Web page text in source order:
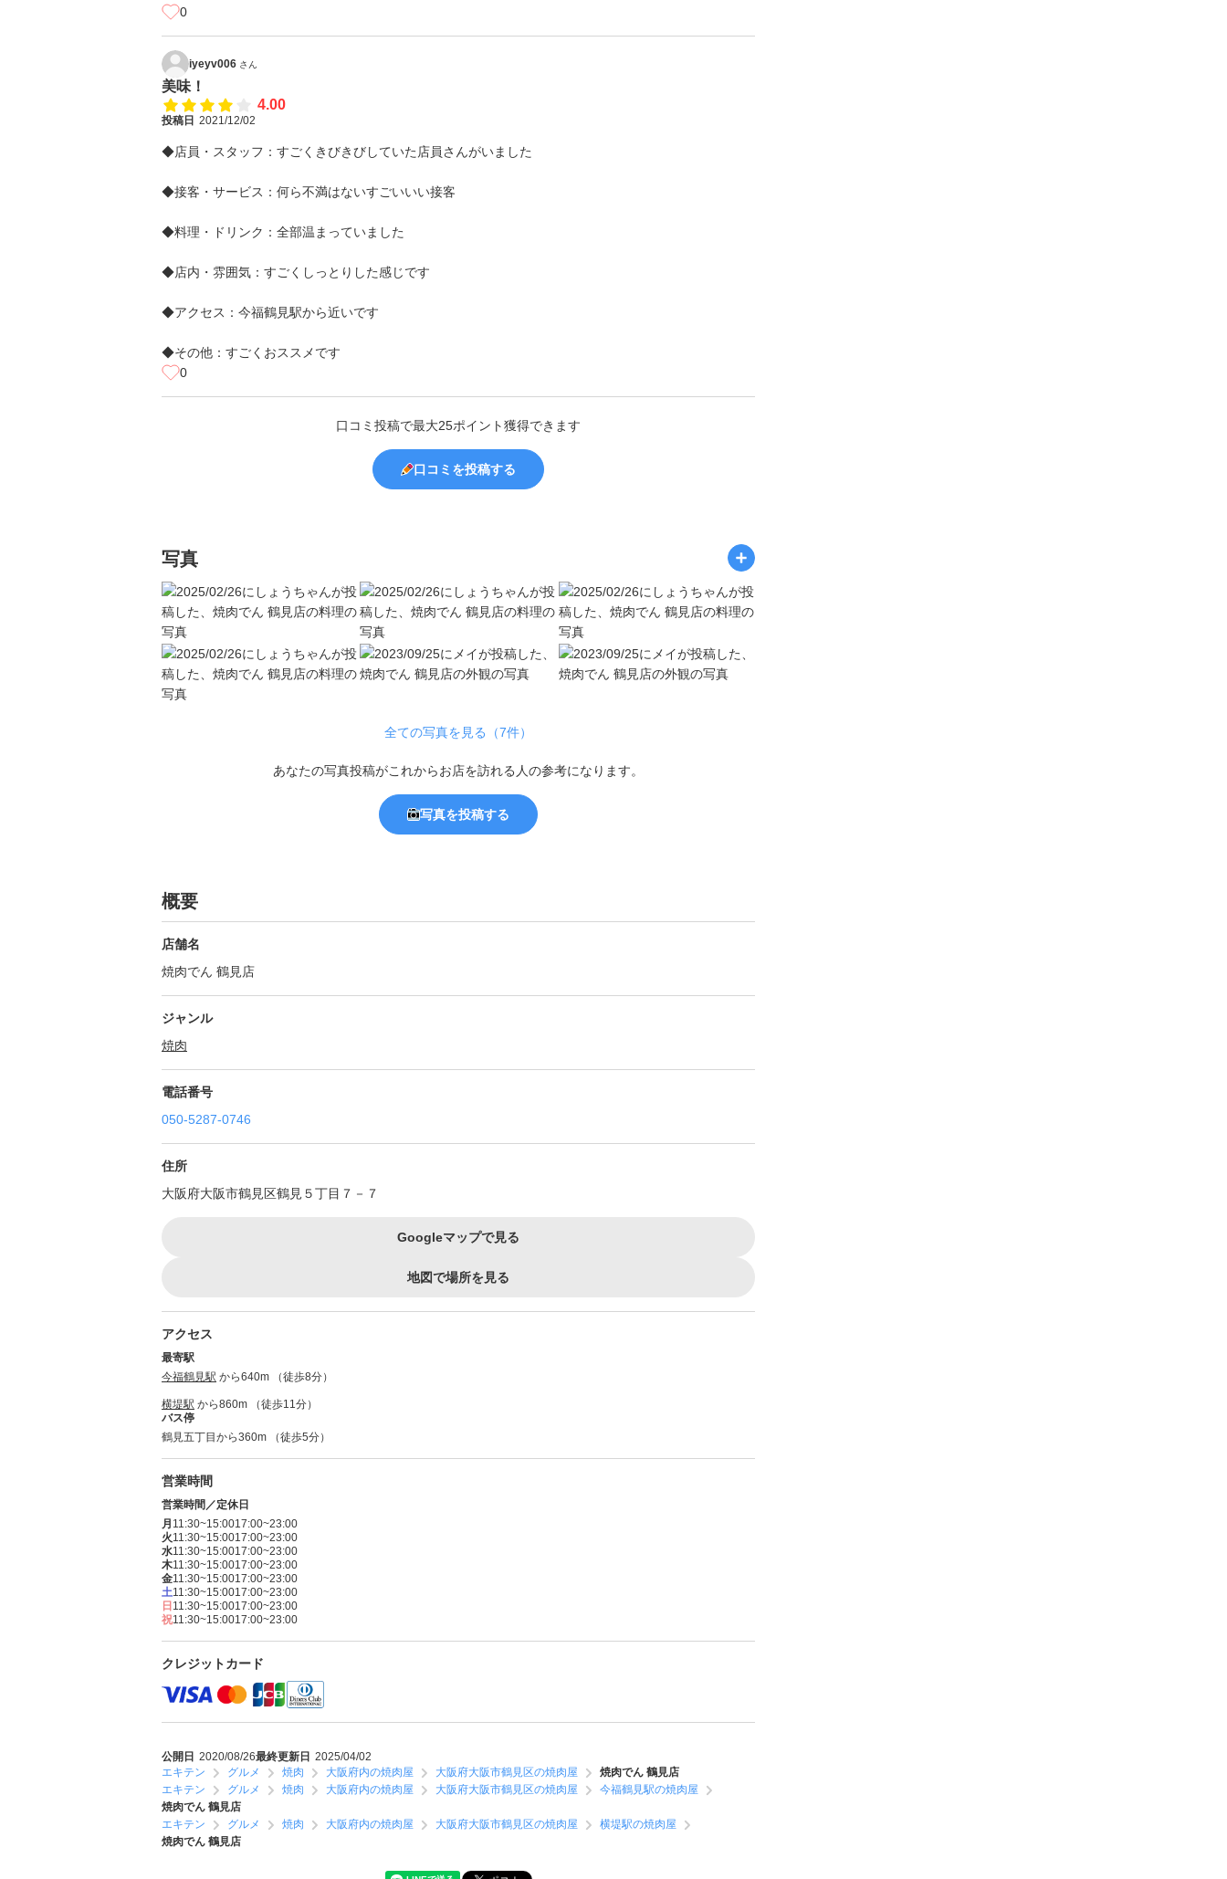
0
iyeyv006 さん
美味！
4.00
投稿日 2021/12/02
◆店員・スタッフ：すごくきびきびしていた店員さんがいました
◆接客・サービス：何ら不満はないすごいいい接客
◆料理・ドリンク：全部温まっていました
◆店内・雰囲気：すごくしっとりした感じです
◆アクセス：今福鶴見駅から近いです
◆その他：すごくおススメです
0
口コミ投稿で最大25ポイント獲得できます
口コミを投稿する
写真
全ての写真を見る（7件）
あなたの写真投稿がこれからお店を訪れる人の参考になります。
写真を投稿する
概要
店舗名
焼肉でん 鶴見店
ジャンル
焼肉
電話番号
050-5287-0746
住所
大阪府大阪市鶴見区鶴見５丁目７－７
Googleマップで見る
地図で場所を見る
アクセス
最寄駅
今福鶴見駅 から640m （徒歩8分）
横堤駅 から860m （徒歩11分）
バス停
鶴見五丁目から360m （徒歩5分）
営業時間
営業時間／定休日
月 11:30~15:0017:00~23:00
火11:30~15:0017:00~23:00
水11:30~15:0017:00~23:00
木11:30~15:0017:00~23:00
金11:30~15:0017:00~23:00
土11:30~15:0017:00~23:00
日 11:30~15:0017:00~23:00
祝11:30~15:0017:00~23:00
クレジットカード
公開日 2020/08/26最終更新日 2025/04/02
エキテン
グルメ 焼肉 大阪府内の焼肉屋 大阪府大阪市鶴見区の焼肉屋
焼肉でん 鶴見店
エキテン
グルメ 焼肉 大阪府内の焼肉屋 大阪府大阪市鶴見区の焼肉屋
今福鶴見駅の焼肉屋
焼肉でん 鶴見店
エキテン
グルメ 焼肉 大阪府内の焼肉屋 大阪府大阪市鶴見区の焼肉屋
横堤駅の焼肉屋
焼肉でん 鶴見店